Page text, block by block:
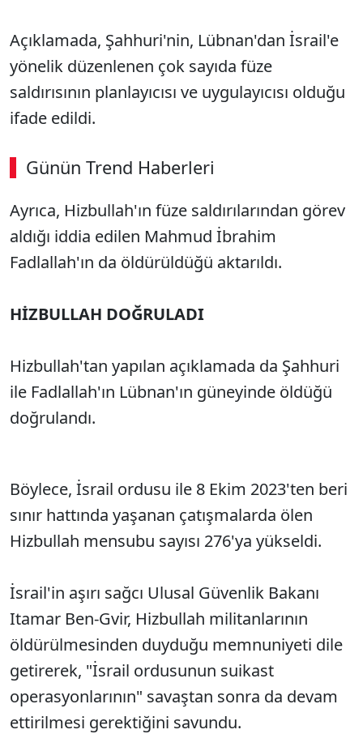
Açıklamada, Şahhuri'nin, Lübnan'dan İsrail'e
yönelik düzenlenen çok sayıda füze
saldırısının planlayıcısı ve uygulayıcısı olduğu
ifade edildi.
Günün Trend Haberleri
00:02 / 09:08
Sesi Aç
Ayrıca, Hizbullah'ın füze saldırılarından görev
aldığı iddia edilen Mahmud İbrahim
Fadlallah'ın da öldürüldüğü aktarıldı.
HİZBULLAH DOĞRULADI
Hizbullah'tan yapılan açıklamada da Şahhuri
ile Fadlallah'ın Lübnan'ın güneyinde öldüğü
doğrulandı.
Böylece, İsrail ordusu ile 8 Ekim 2023'ten beri
sınır hattında yaşanan çatışmalarda ölen
Hizbullah mensubu sayısı 276'ya yükseldi.
İsrail'in aşırı sağcı Ulusal Güvenlik Bakanı
Itamar Ben-Gvir, Hizbullah militanlarının
öldürülmesinden duyduğu memnuniyeti dile
getirerek, "İsrail ordusunun suikast
operasyonlarının" savaştan sonra da devam
ettirilmesi gerektiğini savundu.